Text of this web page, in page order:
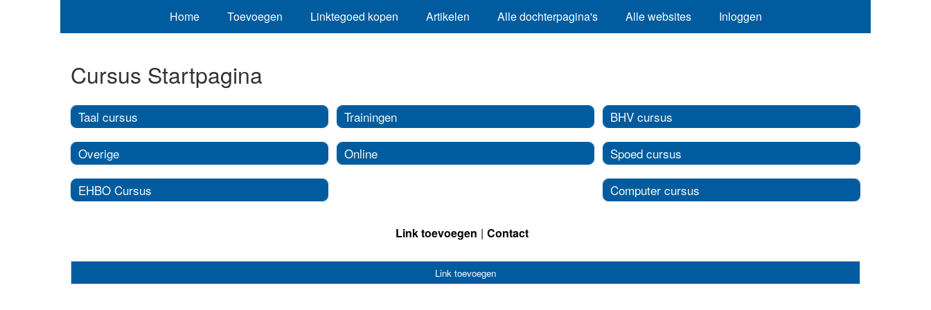
Home Toevoegen Linktegoed kopen Artikelen Alle dochterpagina's Alle websites Inloggen
Cursus Startpagina
Taal cursus
Overige
EHBO Cursus
Trainingen
Online
BHV cursus
Spoed cursus
Computer cursus
Link toevoegen Contact
Link toevoegen